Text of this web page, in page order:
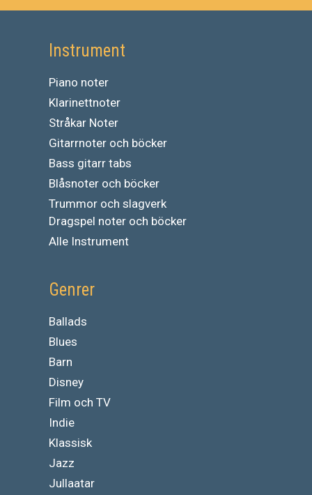
Instrument
Piano noter
Klarinettnoter
Stråkar Noter
Gitarrnoter och böcker
Bass gitarr tabs
Blåsnoter och böcker
Trummor och slagverk
Dragspel noter och böcker
Alle Instrument
Genrer
Ballads
Blues
Barn
Disney
Film och TV
Indie
Klassisk
Jazz
Jullaatar